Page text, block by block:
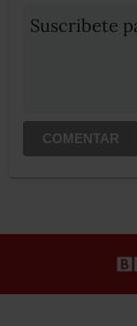
Suscribete
COMENTAR